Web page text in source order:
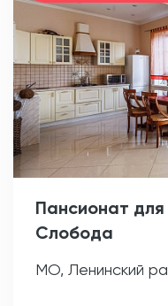
Пансионат
Слобода
МО, Ленинский